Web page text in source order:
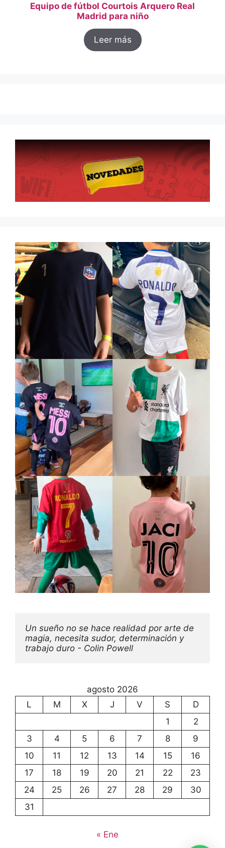
Equipo de fútbol Courtois Arquero Real
Madrid para niño
Leer más
Un sueño no se hace realidad por arte de
magia, necesita sudor, determinación y
trabajo duro - Colin Powell
agosto 2026
L
M X J V S
D
1
2
3
4 5 6 7 8
9
10
11 12 13 14 15
16
17
18 19 20 21 22
23
24
25 26 27 28 29
30
31
« Ene